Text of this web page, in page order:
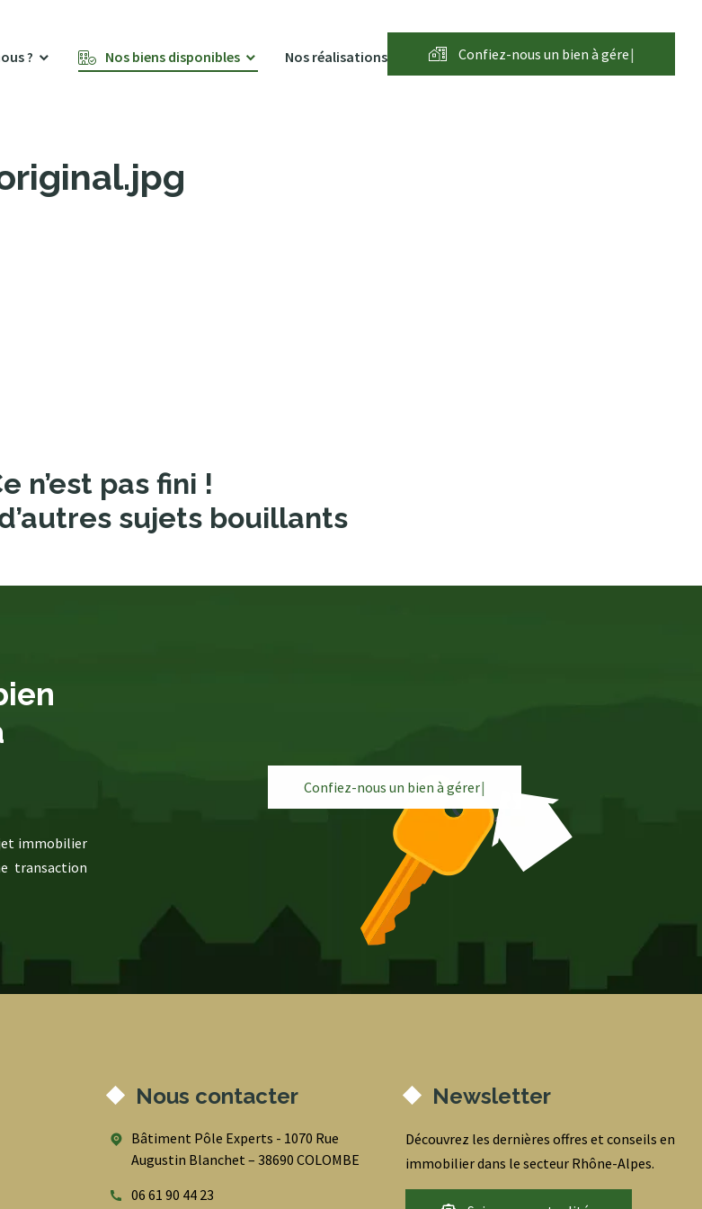
? Nos biens disponibles Nos réalisations Confiez-nous un bien à gérer|
n’est pas fini !
sujets bouillants
immobilier
transaction
Confiez-nous un bien à gérer|
Nous contacter
Bâtiment Pôle Experts - 1070 Rue
Augustin Blanchet – 38690 COLOMBE
06 61 90 44 23
Newsletter
Découvrez les dernières offres et conseils en
immobilier dans le secteur Rhône-Alpes.